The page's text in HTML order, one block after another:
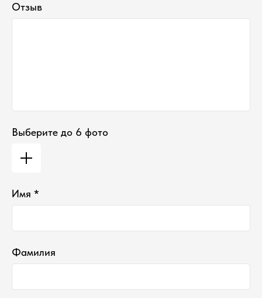
Отзыв
Выберите до 6 фото
Имя *
Фамилия